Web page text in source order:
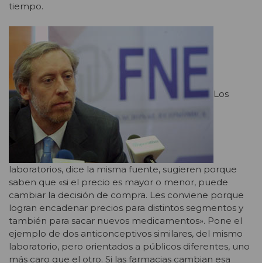
tiempo.
Los
laboratorios, dice la misma fuente, sugieren porque
saben que «si el precio es mayor o menor, puede
cambiar la decisión de compra. Les conviene porque
logran encadenar precios para distintos segmentos y
también para sacar nuevos medicamentos». Pone el
ejemplo de dos anticonceptivos similares, del mismo
laboratorio, pero orientados a públicos diferentes, uno
más caro que el otro. Si las farmacias cambian esa